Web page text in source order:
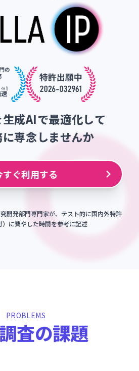
生成AIで最適化して
に専念しませんか
すぐ利用する
開発部門専門家が、テスト的に国内外特許
に費やした時間を参考に記述
PROBLEMS
調査の課題